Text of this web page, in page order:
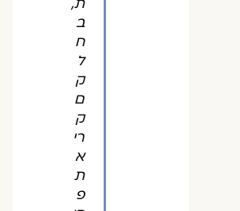
ב
ח
ל
ק
ם
ק
רי
א
ת
פ